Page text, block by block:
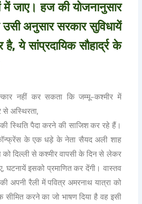
में जाए। हज की योजनानुसार
अनुसार सरकार सुविधायें
है,ये सांप्रदायिक सौहार्द्र के
नहीं कर सकता कि जम्मू–कश्मीर में
से अस्थिरता,
स्थिति पैदा करने की साजिश कर रहे हैं।
कॉन्फ्रेंस के एक धड़े के नेता सैयद अली शाह
दिल्ली से कश्मीर वापसी के दिन से लेकर
, घटनायें इसको प्रमाणित कर देंगी। वास्तव
अपनी रैली में पवित्र अमरनाथ यात्रा को
सीमित करने का जो भाषण दिया है वह इसी